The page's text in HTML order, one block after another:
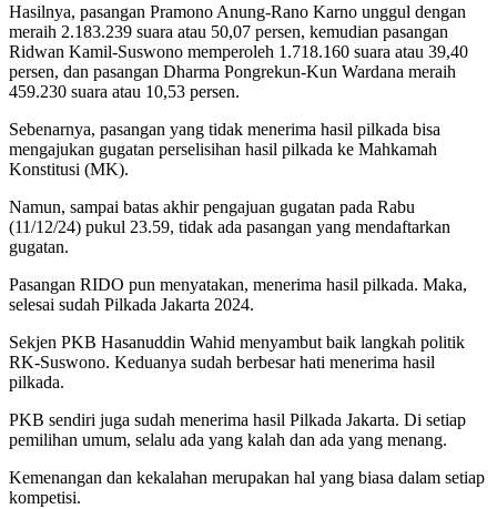
Hasilnya, pasangan Pramono Anung-Rano Karno unggul dengan
meraih 2.183.239 suara atau 50,07 persen, kemudian pasangan
Ridwan Kamil-Suswono memperoleh 1.718.160 suara atau 39,40
persen, dan pasangan Dharma Pongrekun-Kun Wardana meraih
459.230 suara atau 10,53 persen.
Sebenarnya, pasangan yang tidak menerima hasil pilkada bisa
mengajukan gugatan perselisihan hasil pilkada ke Mahkamah
Konstitusi (MK).
Namun, sampai batas akhir pengajuan gugatan pada Rabu
(11/12/24) pukul 23.59, tidak ada pasangan yang mendaftarkan
gugatan.
Pasangan RIDO pun menyatakan, menerima hasil pilkada. Maka,
selesai sudah Pilkada Jakarta 2024.
Sekjen PKB Hasanuddin Wahid menyambut baik langkah politik
RK-Suswono. Keduanya sudah berbesar hati menerima hasil
pilkada.
PKB sendiri juga sudah menerima hasil Pilkada Jakarta. Di setiap
pemilihan umum, selalu ada yang kalah dan ada yang menang.
Kemenangan dan kekalahan merupakan hal yang biasa dalam setiap
kompetisi.